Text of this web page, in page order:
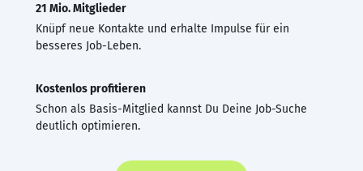
21 Mio. Mitglieder
Knüpf neue Kontakte und erhalte Impulse für ein
besseres Job-Leben.
Kostenlos profitieren
Schon als Basis-Mitglied kannst Du Deine Job-Suche
deutlich optimieren.